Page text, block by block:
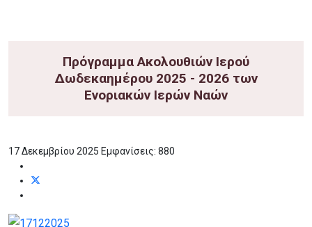
Πρόγραμμα Ακολουθιών Ιερού
Δωδεκαημέρου 2025 - 2026 των
Ενοριακών Ιερών Ναών
17 Δεκεμβρίου 2025 Εμφανίσεις: 880